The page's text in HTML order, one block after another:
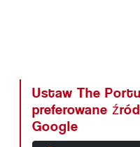
Ustaw The
preferowane
Google